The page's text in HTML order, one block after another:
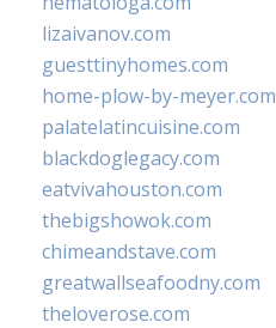
lizaivanov.com
guesttinyhomes.com
home-plow-by-meyer.com
palatelatincuisine.com
blackdoglegacy.com
eatvivahouston.com
thebigshowok.com
chimeandstave.com
greatwallseafoodny.com
theloverose.com